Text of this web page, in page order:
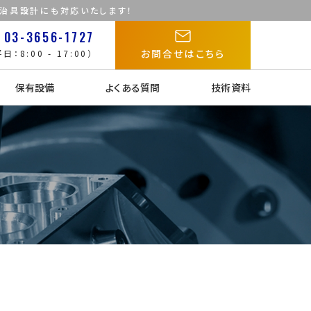
具設計にも対応いたします！
03-3656-1727
日：8:00 - 17:00） お問合せはこちら
保有設備 よくある質問 技術資料